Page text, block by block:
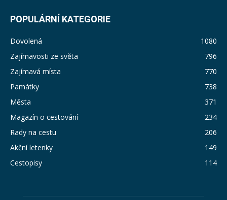
POPULÁRNÍ KATEGORIE
Dovolená
1080
Zajímavosti ze světa
796
Zajímavá místa
770
Památky
738
Města
371
Magazín o cestování
234
Rady na cestu
206
Akční letenky
149
Cestopisy
114